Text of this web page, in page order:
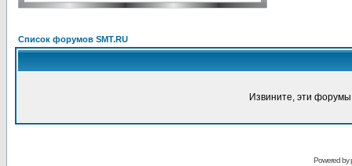
Список форумов SMT.RU
Извините, эти
Powered by